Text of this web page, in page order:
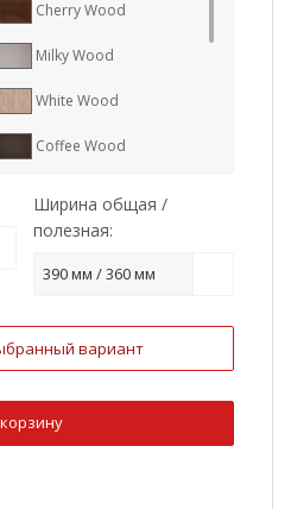
Cherry Wood
Milky Wood
White Wood
Coffee Wood
Ral 7024
Ral 7005
Ral 9006
Ral 1014
Ral 3011
Ширина общая /
полезная:
390 мм / 360 мм
вариант